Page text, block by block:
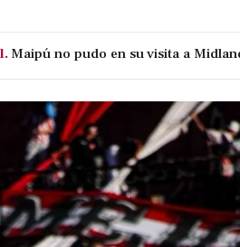
Maipú no pudo en su visita a